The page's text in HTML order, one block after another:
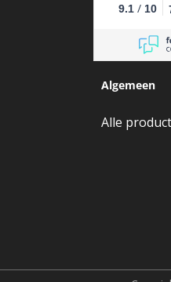
9.1 / 10
Algemeen
Alle